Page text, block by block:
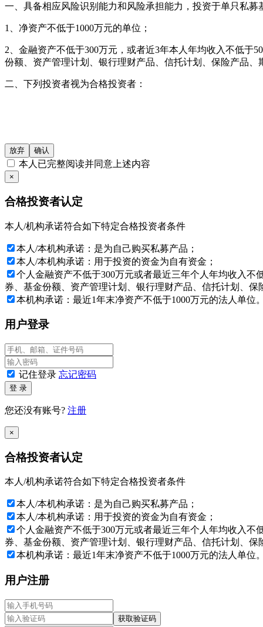
一、具备相应风险识别能力和风险承担能力，投资于单只私
1、净资产不低于1000万元的单位；
2、金融资产不低于300万元，或者近3年本人年均收入不低于
份额、资产管理计划、银行理财产品、信托计划、保险产品、
二、下列投资者视为合格投资者：
3、投资于所管理私募基金的私募基金管理人及其从业人员；
4、中国证监会规定的其他投资者。
仔细审阅相关金融产品的合同文件等以了解其风险因素, 或寻
基金产品净值可能会有较大的波动, 并可能在短时间内大幅下
目标。
投资产品的价格及其收益存在涨跌变动, 而过往的产品业绩数
出投资决策, 否则由投资者自行承担所有风险。
本网站所载的各种信息和数据等是我们认为合法或已公开的
况下，文中信息不构成任何投资建议，通和投资对此不提供任
如果确认您或您所代表的机构是一名“私募基金合格投资者”
站。如您不同意任何有关条款，请按“放弃”键。
与本网站所载资料有关的所有版权、专利权、知识产权及其他
特别提示：投资者应签署本风险揭示书，表明已经理解并愿
放弃 确认
本人已完整阅读并同意上述内容
×
合格投资者认定
本人/机构承诺符合如下特定合格投资者条件
本人/本机构承诺：是为自己购买私募产品；
本人/本机构承诺：用于投资的资金为自有资金；
个人金融资产不低于300万元或者最近三年个人年均收入
券、基金份额、资产管理计划、银行理财产品、信托计划、保
本机构承诺：最近1年末净资产不低于1000万元的法人单位
用户登录
记住登录 忘记密码
登 录
您还没有账号? 注册
×
合格投资者认定
本人/机构承诺符合如下特定合格投资者条件
本人/本机构承诺：是为自己购买私募产品；
本人/本机构承诺：用于投资的资金为自有资金；
个人金融资产不低于300万元或者最近三年个人年均收入
券、基金份额、资产管理计划、银行理财产品、信托计划、保
本机构承诺：最近1年末净资产不低于1000万元的法人单位
用户注册
获取验证码